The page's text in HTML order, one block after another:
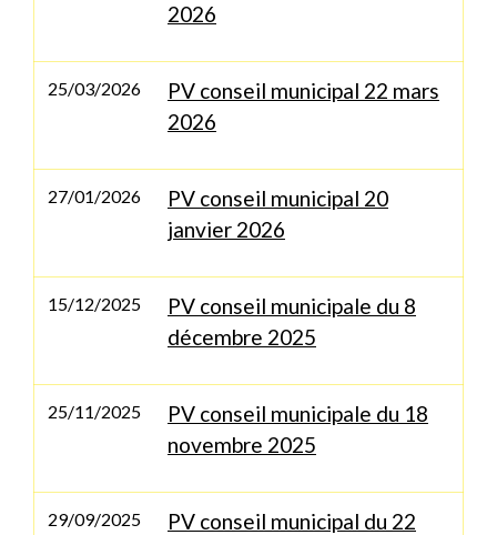
2026
25/03/2026
PV conseil municipal 22 mars
2026
27/01/2026
PV conseil municipal 20
janvier 2026
15/12/2025
PV conseil municipale du 8
décembre 2025
25/11/2025
PV conseil municipale du 18
novembre 2025
29/09/2025
PV conseil municipal du 22